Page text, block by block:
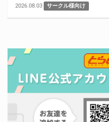
2026.08.03 サークル様向け